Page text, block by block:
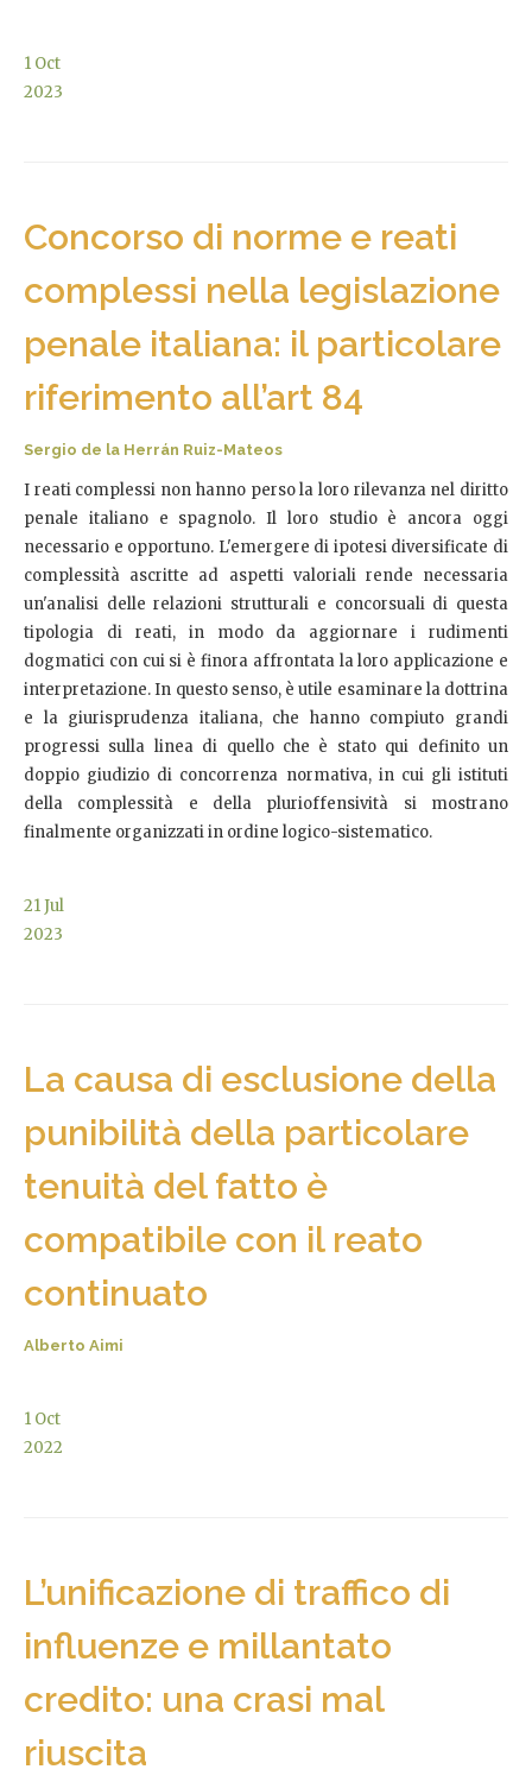
1 Oct
2023
Concorso di norme e reati
complessi nella legislazione
penale italiana: il particolare
riferimento all’art 84
Sergio de la Herrán Ruiz-Mateos
I reati complessi non hanno perso la loro rilevanza nel diritto
penale italiano e spagnolo. Il loro studio è ancora oggi
necessario e opportuno. L'emergere di ipotesi diversificate di
complessità ascritte ad aspetti valoriali rende necessaria
un'analisi delle relazioni strutturali e concorsuali di questa
tipologia di reati, in modo da aggiornare i rudimenti
dogmatici con cui si è finora affrontata la loro applicazione e
interpretazione. In questo senso, è utile esaminare la dottrina
e la giurisprudenza italiana, che hanno compiuto grandi
progressi sulla linea di quello che è stato qui definito un
doppio giudizio di concorrenza normativa, in cui gli istituti
della complessità e della plurioffensività si mostrano
finalmente organizzati in ordine logico-sistematico.
21Jul
2023
La causa di esclusione della
punibilità della particolare
tenuità del fatto è
compatibile con il reato
continuato
Alberto Aimi
1 Oct
2022
L’unificazione di traffico di
influenze e millantato
credito: una crasi mal
riuscita